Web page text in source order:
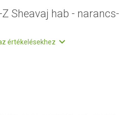
Sheavaj hab - narancs-
értékelésekhez